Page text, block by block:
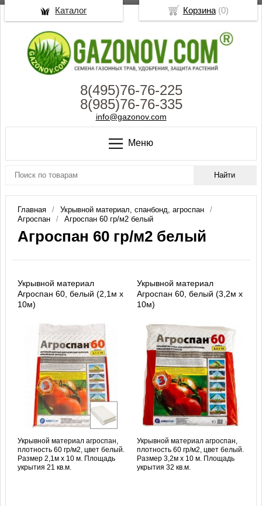
8(495)76-76-225
8(985)76-76-335
info@gazonov.com
Меню
Главная
Укрывной материал, спанбонд, агроспан
Агроспан
Агроспан 60 гр/м2 белый
Агроспан 60 гр/м2 белый
Укрывной материал
Агроспан 60, белый (2,1м х
10м)
Укрывной материал агроспан,
плотность 60 гр/м2, цвет белый.
Размер 2,1м х 10 м. Площадь
укрытия 21 кв.м.
Укрывной материал
Агроспан 60, белый (3,2м х
10м)
Укрывной материал агроспан,
плотность 60 гр/м2, цвет белый.
Размер 3,2м х 10 м. Площадь
укрытия 32 кв.м.
Корзина(0)
Каталог